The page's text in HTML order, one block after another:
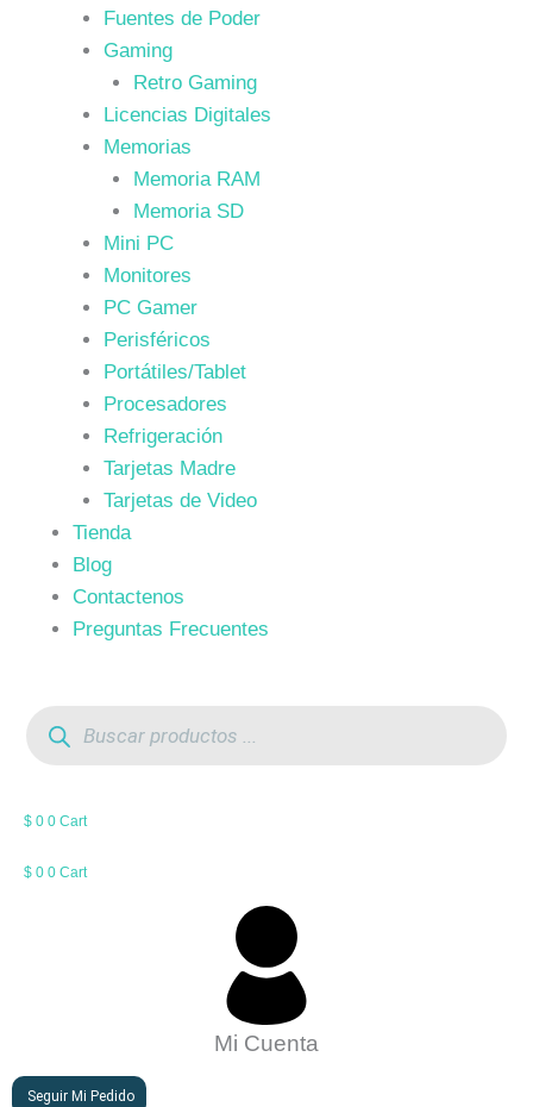
Fuentes de Poder
Gaming
Retro Gaming
Licencias Digitales
Memorias
Memoria RAM
Memoria SD
Mini PC
Monitores
PC Gamer
Perisféricos
Portátiles/Tablet
Procesadores
Refrigeración
Tarjetas Madre
Tarjetas de Video
Tienda
Blog
Contactenos
Preguntas Frecuentes
productos
$ 0 0 Cart
$ 0 0 Cart
Mi Cuenta
Seguir Mi Pedido